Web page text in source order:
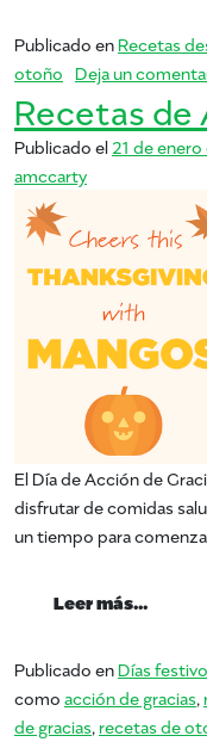
Publicado enRecetas
otoño Deja un
Recetas de
Publicado el 21 de
amccarty
El Día de Acción de
disfrutar de comidas
un tiempo para
Leer más…
Publicado enDías
como acción de gracias,
de gracias, recetas de